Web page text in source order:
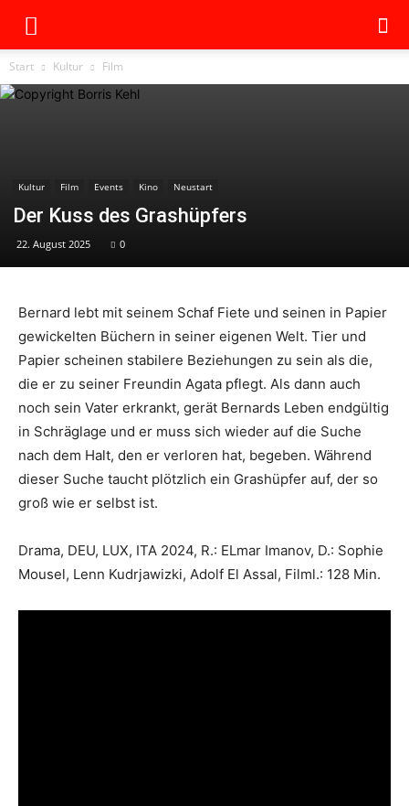
Start Kultur Film
Kultur Film Events Kino Neustart
Der Kuss des Grashüpfers
22. August 2025 0
Bernard lebt mit seinem Schaf Fiete und seinen in Papier
gewickelten Büchern in seiner eigenen Welt. Tier und
Papier scheinen stabilere Beziehungen zu sein als die,
die er zu seiner Freundin Agata pflegt. Als dann auch
noch sein Vater erkrankt, gerät Bernards Leben endgültig
in Schräglage und er muss sich wieder auf die Suche
nach dem Halt, den er verloren hat, begeben. Während
dieser Suche taucht plötzlich ein Grashüpfer auf, der so
groß wie er selbst ist.
Drama, DEU, LUX, ITA 2024, R.: ELmar Imanov, D.: Sophie
Mousel, Lenn Kudrjawizki, Adolf El Assal, Filml.: 128 Min.